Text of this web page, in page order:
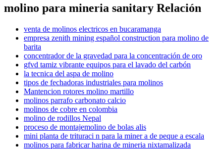
molino para mineria sanitary Relación
venta de molinos electricos en bucaramanga
empresa zenith mining español construction para molino de
barita
concentrador de la gravedad para la concentración de oro
gfvd tamiz vibrante equipos para el lavado del carbón
la tecnica del aspa de molino
tipos de fechadoras industriales para molinos
Mantencion rotores molino martillo
molinos parrafo carbonato calcio
molinos de cobre en colombia
molino de rodillos Nepal
proceso de montajemolino de bolas alis
mini planta de trituraci n para la miner a de peque a escala
molinos para fabricar harina de mineria nixtamalizada